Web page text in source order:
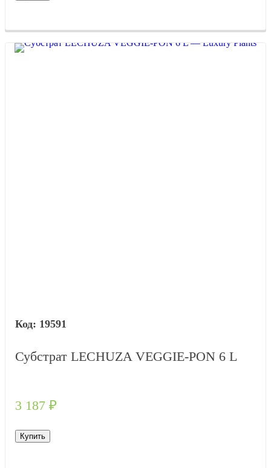
19591
Субстрат LECHUZA VEGGIE-PON 6 L
3 187 ₽
Купить